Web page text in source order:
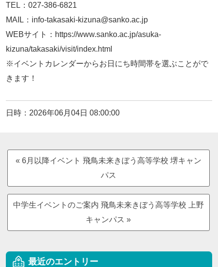
TEL：027-386-6821
MAIL：info-takasaki-kizuna@sanko.ac.jp
WEBサイト：https://www.sanko.ac.jp/asuka-
kizuna/takasaki/visit/index.html
※イベントカレンダーからお日にち時間帯を選ぶことがで
きます！
日時：2026年06月04日 08:00:00
« 6月以降イベント 飛鳥未来きぼう高等学校 堺キャン
パス
中学生イベントのご案内 飛鳥未来きぼう高等学校 上野
キャンパス »
最近のエントリー